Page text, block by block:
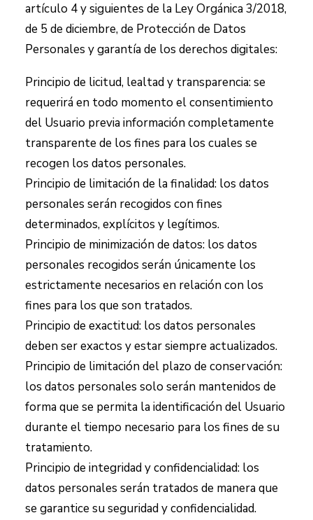
artículo 4 y siguientes de la Ley Orgánica 3/2018,
de 5 de diciembre, de Protección de Datos
Personales y garantía de los derechos digitales:
Principio de licitud, lealtad y transparencia: se
requerirá en todo momento el consentimiento
del Usuario previa información completamente
transparente de los fines para los cuales se
recogen los datos personales.
Principio de limitación de la finalidad: los datos
personales serán recogidos con fines
determinados, explícitos y legítimos.
Principio de minimización de datos: los datos
personales recogidos serán únicamente los
estrictamente necesarios en relación con los
fines para los que son tratados.
Principio de exactitud: los datos personales
deben ser exactos y estar siempre actualizados.
Principio de limitación del plazo de conservación:
los datos personales solo serán mantenidos de
forma que se permita la identificación del Usuario
durante el tiempo necesario para los fines de su
tratamiento.
Principio de integridad y confidencialidad: los
datos personales serán tratados de manera que
se garantice su seguridad y confidencialidad.